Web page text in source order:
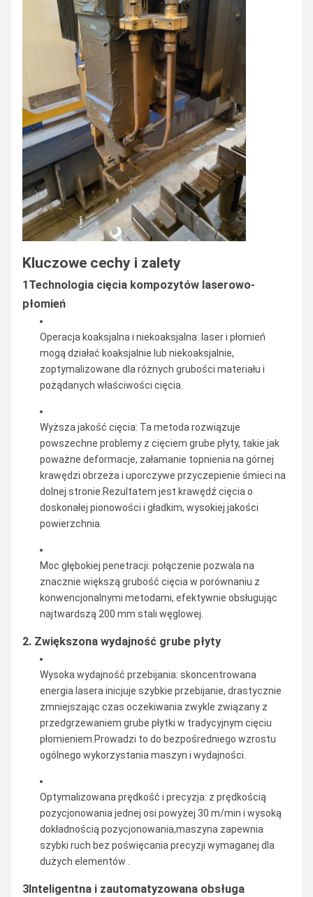
Kluczowe cechy i zalety
1Technologia cięcia kompozytów laserowo-
płomień
Operacja koaksjalna i niekoaksjalna: laser i płomień
mogą działać koaksjalnie lub niekoaksjalnie,
zoptymalizowane dla różnych grubości materiału i
pożądanych właściwości cięcia.
Wyższa jakość cięcia: Ta metoda rozwiązuje
powszechne problemy z cięciem grube płyty, takie jak
poważne deformacje, załamanie topnienia na górnej
krawędzi obrzeża i uporczywe przyczepienie śmieci na
dolnej stronie.Rezultatem jest krawędź cięcia o
doskonałej pionowości i gładkim, wysokiej jakości
powierzchnia.
Moc głębokiej penetracji: połączenie pozwala na
znacznie większą grubość cięcia w porównaniu z
konwencjonalnymi metodami, efektywnie obsługując
najtwardszą 200 mm stali węglowej.
2. Zwiększona wydajność grube płyty
Wysoka wydajność przebijania: skoncentrowana
energia lasera inicjuje szybkie przebijanie, drastycznie
zmniejszając czas oczekiwania zwykle związany z
przedgrzewaniem grube płytki w tradycyjnym cięciu
płomieniem.Prowadzi to do bezpośredniego wzrostu
ogólnego wykorzystania maszyn i wydajności.
Optymalizowana prędkość i precyzja: z prędkością
pozycjonowania jednej osi powyżej 30 m/min i wysoką
dokładnością pozycjonowania,maszyna zapewnia
szybki ruch bez poświęcania precyzji wymaganej dla
dużych elementów .
3Inteligentna i zautomatyzowana obsługa